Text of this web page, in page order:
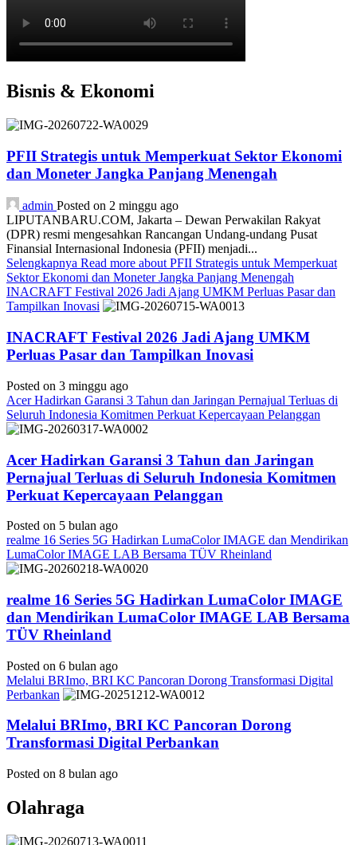
Bisnis & Ekonomi
PFII Strategis untuk Memperkuat Sektor Ekonomi
dan Moneter Jangka Panjang Menengah
admin Posted on 2 minggu ago
LIPUTANBARU.COM, Jakarta – Dewan Perwakilan Rakyat
(DPR) resmi mengesahkan Rancangan Undang-undang Pusat
Finansial Internasional Indonesia (PFII) menjadi...
Selengkapnya Read more about PFII Strategis untuk Memperkuat
Sektor Ekonomi dan Moneter Jangka Panjang Menengah
INACRAFT Festival 2026 Jadi Ajang UMKM Perluas Pasar dan
Tampilkan Inovasi
INACRAFT Festival 2026 Jadi Ajang UMKM
Perluas Pasar dan Tampilkan Inovasi
Posted on 3 minggu ago
Acer Hadirkan Garansi 3 Tahun dan Jaringan Pernajual Terluas di
Seluruh Indonesia Komitmen Perkuat Kepercayaan Pelanggan
Acer Hadirkan Garansi 3 Tahun dan Jaringan
Pernajual Terluas di Seluruh Indonesia Komitmen
Perkuat Kepercayaan Pelanggan
Posted on 5 bulan ago
realme 16 Series 5G Hadirkan LumaColor IMAGE dan Mendirikan
LumaColor IMAGE LAB Bersama TÜV Rheinland
realme 16 Series 5G Hadirkan LumaColor IMAGE
dan Mendirikan LumaColor IMAGE LAB Bersama
TÜV Rheinland
Posted on 6 bulan ago
Melalui BRImo, BRI KC Pancoran Dorong Transformasi Digital
Perbankan
Melalui BRImo, BRI KC Pancoran Dorong
Transformasi Digital Perbankan
Posted on 8 bulan ago
Olahraga